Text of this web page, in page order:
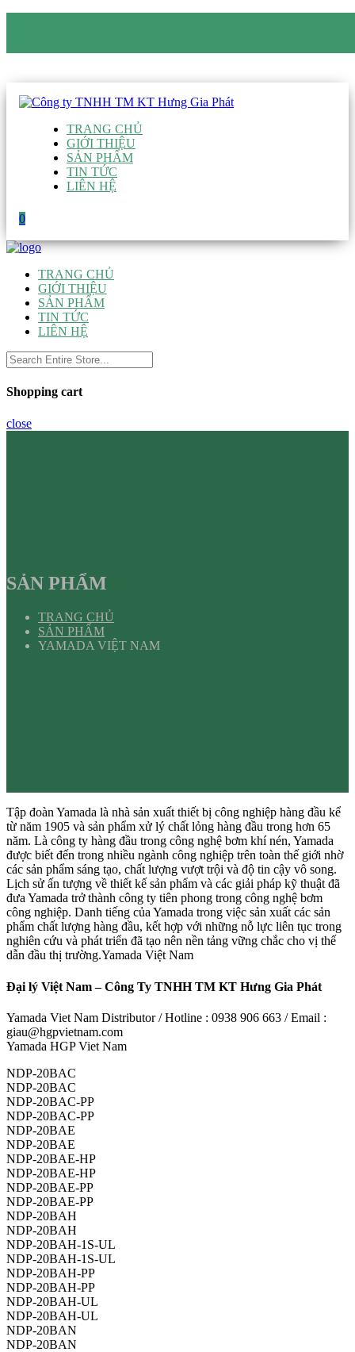
TRANG CHỦ
GIỚI THIỆU
SẢN PHẨM
TIN TỨC
LIÊN HỆ
0
TRANG CHỦ
GIỚI THIỆU
SẢN PHẨM
TIN TỨC
LIÊN HỆ
Shopping cart
close
SẢN PHẨM
TRANG CHỦ
SẢN PHẨM
YAMADA VIỆT NAM
Tập đoàn Yamada là nhà sản xuất thiết bị công nghiệp hàng đầu kể
từ năm 1905 và sản phẩm xử lý chất lỏng hàng đầu trong hơn 65
năm. Là công ty hàng đầu trong công nghệ bơm khí nén, Yamada
được biết đến trong nhiều ngành công nghiệp trên toàn thế giới nhờ
các sản phẩm sáng tạo, chất lượng vượt trội và độ tin cậy vô song.
Lịch sử ấn tượng về thiết kế sản phẩm và các giải pháp kỹ thuật đã
đưa Yamada trở thành công ty tiên phong trong công nghệ bơm
công nghiệp. Danh tiếng của Yamada trong việc sản xuất các sản
phẩm chất lượng hàng đầu, kết hợp với những nỗ lực liên tục trong
nghiên cứu và phát triển đã tạo nên nền tảng vững chắc cho vị thế
dẫn đầu thị trường.Yamada Việt Nam
Đại lý Việt Nam – Công Ty TNHH TM KT Hưng Gia Phát
Yamada Viet Nam Distributor / Hotline : 0938 906 663 / Email :
giau@hgpvietnam.com
Yamada HGP Viet Nam
NDP-20BAC
NDP-20BAC
NDP-20BAC-PP
NDP-20BAC-PP
NDP-20BAE
NDP-20BAE
NDP-20BAE-HP
NDP-20BAE-HP
NDP-20BAE-PP
NDP-20BAE-PP
NDP-20BAH
NDP-20BAH
NDP-20BAH-1S-UL
NDP-20BAH-1S-UL
NDP-20BAH-PP
NDP-20BAH-PP
NDP-20BAH-UL
NDP-20BAH-UL
NDP-20BAN
NDP-20BAN